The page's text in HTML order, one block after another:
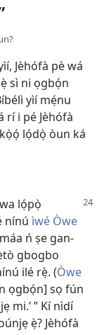
Jèhófà pè wá
sì ni ọgbọ́n
yìí mẹ́nu
rí i pé Jèhófà
lọ́dọ̀ òun ká
lọ́pọ̀
nínú ìwé Òwe
ń ṣe gan-
gbogbo
ilé rẹ̀. (Òwe
ọgbọ́n] sọ fún
mi.’ ” Kí nìdí
ẹ̀? Jèhófà